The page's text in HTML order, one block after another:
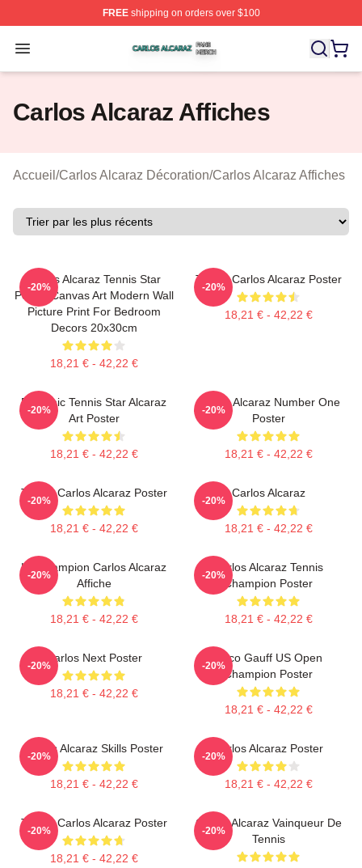
FREEshipping on orders over $100
Open menu
Carlos Alcaraz Shop ⚡️ Officially Licensed Carlos
Carlos Alcaraz Affiches
Accueil /Carlos Alcaraz Décoration/Carlos Alcaraz Affiches
Carlos Alcaraz Tennis Star
Poster Canvas Art Modern Wall
Picture Print For Bedroom
Decors 20x30cm
18,21 € - 42,22 €
-20%
Tennis Carlos Alcaraz Poster
18,21 € - 42,22 €
-20%
Dynamic Tennis Star Alcaraz
Art Poster
18,21 € - 42,22 €
-20%
Carlos Alcaraz Number One
Poster
18,21 € - 42,22 €
-20%
Tennis Carlos Alcaraz Poster
18,21 € - 42,22 €
-20%
Carlos Alcaraz
18,21 € - 42,22 €
-20%
Le Champion Carlos Alcaraz
Affiche
18,21 € - 42,22 €
-20%
Carlos Alcaraz Tennis
Champion Poster
18,21 € - 42,22 €
-20%
Carlos Next Poster
18,21 € - 42,22 €
-20%
Coco Gauff US Open
Champion Poster
18,21 € - 42,22 €
-20%
Carlos Alcaraz Skills Poster
18,21 € - 42,22 €
-20%
Carlos Alcaraz Poster
18,21 € - 42,22 €
-20%
Tennis Carlos Alcaraz Poster
18,21 € - 42,22 €
-20%
Carlos Alcaraz Vainqueur De
Tennis
-20%